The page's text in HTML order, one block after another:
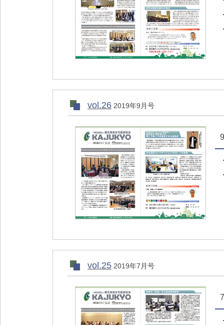
vol.26 2019年9月号
vol.25 2019年7月号